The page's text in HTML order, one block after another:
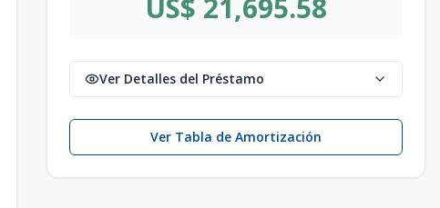
US$ 21,695.58
Ver Detalles del Préstamo
Ver Tabla de Amortización